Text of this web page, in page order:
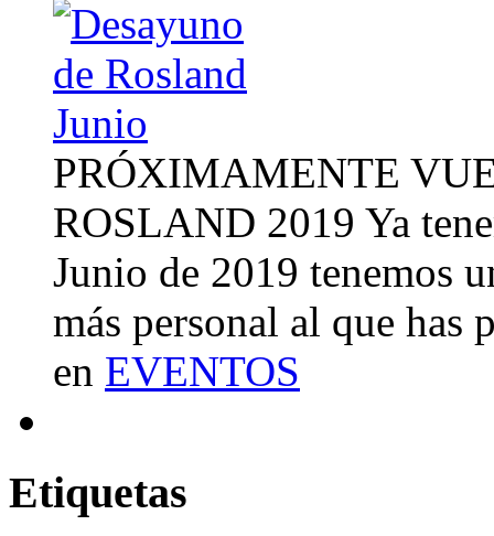
PRÓXIMAMENTE
ROSLAND 2019 Ya
Junio de 2019 tenemos
más personal al que
en EVENTOS
Etiquetas